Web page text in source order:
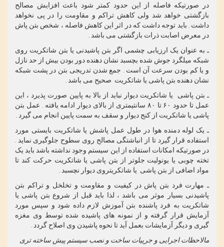
در صورتیکه فاصله از این حدود کمتر شود باعث افزایش مصالح
بازگشتی خواهد شد ولی کاهش تراکم و مقاومت را در پی نخواهد
داشت . باید توجه داشت که در اثر این کاهش فاصله ، شخص بتن پاش
در معرض اصابت ذرات بازگشتی می باشد .
ـ به عنوان یک ارزیابی چشمی اگر بتن پاشیدنی یا بتن شاتکریت روی
شبکه میلگرد جوش شده بچسبد نشان دهنده دور بودن بیش از حد نازل
و یا کم بودن سرعت آن است . جمع شدن تدریجی بتن در پشت شبکه
نشان دهنده بتن پاشی یا شاتکریت صحیح می باشد .
ـ بتن پاشی یا شاتکریت دیوار نباید از بالا به پایین صورت پذیرد ، این
عمل تا حدود ۶۰ تا ۸۰ سانتیمتری از بالای دیوار ادامه یافته . عمل بتن
پاشی یا شاتکریت از کنج دیوار و سقف به سمت پایین انجام می گیرد .
ـ یک لوله دمنده هوا در طول عمل پاشش یا شاتکریت بایستی مورد
استفاده قرار گیرد تا از انباشتگی مصالح روی سطوح جلوگیری نماید .
در صورتیکه امکانات استفاده از این سیستم وجود نداشته باشد باید یک
تخته چوبی یا یونولیت جلوتر از بتن پاشی یا شاتکریت حرکت کند تا
مواد اضافی از بتن پاشی یا شاتکریتروی دیوار نچسبد .
ـ مهارت فرد بتن پاش در کیفیت و مقاومت و تخلخل و تراکم بتن
پاشیدنی بسیار موثر می باشد ، لذا باید قبل از شروع بتن پاشی یا
شاتکریت به فرد پاشنده بتن آموزش لازم داده شود و سپس مورد
آزمایش قرار گرفته و از نمونه های پاشیده شده توسط وی مغزه
گیری و دیگر آزمایشات بعمل آید تا نحوه پاشیدن وی اصلاح گردد .
مالاحظات اجرایی و جر ییات ساخت و نصب سیستم پیش ساخته تری